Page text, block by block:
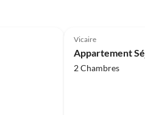
Vicaire
Appartement
2 Chambres